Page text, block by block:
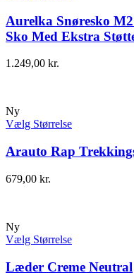
Aurelka Snøresko
Sko Med Ekstra
1.249,00 kr.
Ny
Vælg Størrelse
Arauto Rap
679,00 kr.
Ny
Vælg Størrelse
Læder Creme Neutral